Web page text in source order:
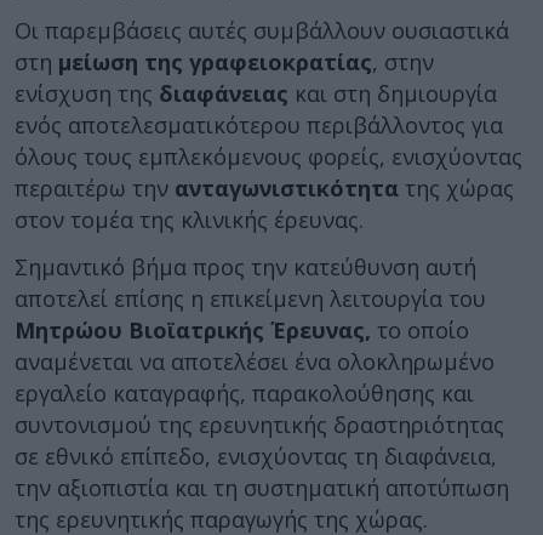
Οι παρεμβάσεις αυτές συμβάλλουν ουσιαστικά
στη μείωση της γραφειοκρατίας, στην
ενίσχυση της διαφάνειας και στη δημιουργία
ενός αποτελεσματικότερου περιβάλλοντος για
όλους τους εμπλεκόμενους φορείς, ενισχύοντας
περαιτέρω την ανταγωνιστικότητα της χώρας
στον τομέα της κλινικής έρευνας.
Σημαντικό βήμα προς την κατεύθυνση αυτή
αποτελεί επίσης η επικείμενη λειτουργία του
Μητρώου Βιοϊατρικής Έρευνας, το οποίο
αναμένεται να αποτελέσει ένα ολοκληρωμένο
εργαλείο καταγραφής, παρακολούθησης και
συντονισμού της ερευνητικής δραστηριότητας
σε εθνικό επίπεδο, ενισχύοντας τη διαφάνεια,
την αξιοπιστία και τη συστηματική αποτύπωση
της ερευνητικής παραγωγής της χώρας.